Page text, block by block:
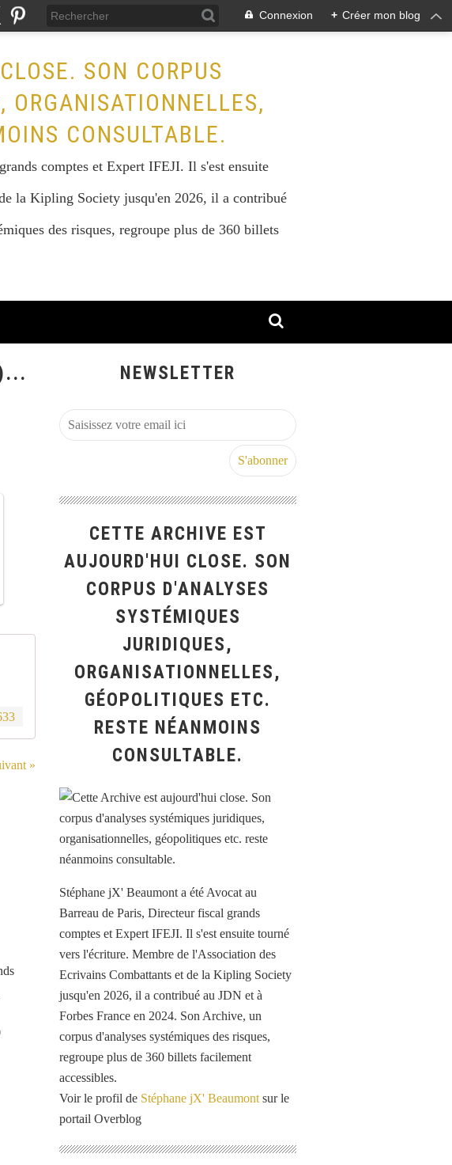
Connexion + Créer mon blog
SON CORPUS
ORGANISATIONNELLES,
CONSULTABLE.
comptes et Expert IFEJI. Il s'est ensuite
la Kipling Society jusqu'en 2026, il a contribué
des risques, regroupe plus de 360 billets
»
NEWSLETTER
CETTE ARCHIVE EST
AUJOURD'HUI CLOSE. SON
CORPUS D'ANALYSES
SYSTÉMIQUES
JURIDIQUES,
ORGANISATIONNELLES,
GÉOPOLITIQUES ETC.
RESTE NÉANMOINS
CONSULTABLE.
Stéphane jX' Beaumont a été Avocat au
Barreau de Paris, Directeur fiscal grands
comptes et Expert IFEJI. Il s'est ensuite tourné
vers l'écriture. Membre de l'Association des
Ecrivains Combattants et de la Kipling Society
jusqu'en 2026, il a contribué au JDN et à
Forbes France en 2024. Son Archive, un
corpus d'analyses systémiques des risques,
regroupe plus de 360 billets facilement
accessibles.
Voir le profil de Stéphane jX' Beaumont sur le
portail Overblog